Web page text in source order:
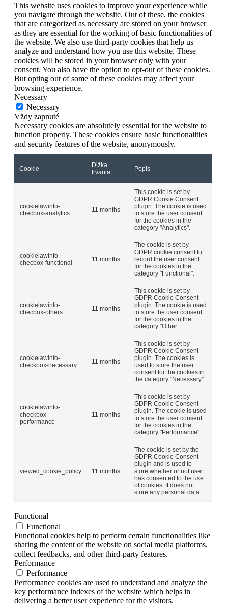
This website uses cookies to improve your experience while
you navigate through the website. Out of these, the cookies
that are categorized as necessary are stored on your browser
as they are essential for the working of basic functionalities of
the website. We also use third-party cookies that help us
analyze and understand how you use this website. These
cookies will be stored in your browser only with your
consent. You also have the option to opt-out of these cookies.
But opting out of some of these cookies may affect your
browsing experience.
Necessary
Necessary
Vždy zapnuté
Necessary cookies are absolutely essential for the website to
function properly. These cookies ensure basic functionalities
and security features of the website, anonymously.
Cookie
Dĺžka
trvania
Popis
cookielawinfo-
checbox-analytics
11 months
This cookie is set by
GDPR Cookie Consent
plugin. The cookie is used
to store the user consent
for the cookies in the
category "Analytics".
cookielawinfo-
checbox-functional
11 months
The cookie is set by
GDPR cookie consent to
record the user consent
for the cookies in the
category "Functional".
cookielawinfo-
checbox-others
11 months
This cookie is set by
GDPR Cookie Consent
plugin. The cookie is used
to store the user consent
for the cookies in the
category "Other.
cookielawinfo-
checkbox-necessary
11 months
This cookie is set by
GDPR Cookie Consent
plugin. The cookies is
used to store the user
consent for the cookies in
the category "Necessary".
cookielawinfo-
checkbox-
performance
11 months
This cookie is set by
GDPR Cookie Consent
plugin. The cookie is used
to store the user consent
for the cookies in the
category "Performance".
viewed_cookie_policy 11 months
The cookie is set by the
GDPR Cookie Consent
plugin and is used to
store whether or not user
has consented to the use
of cookies. It does not
store any personal data.
Functional
Functional
Functional cookies help to perform certain functionalities like
sharing the content of the website on social media platforms,
collect feedbacks, and other third-party features.
Performance
Performance
Performance cookies are used to understand and analyze the
key performance indexes of the website which helps in
delivering a better user experience for the visitors.